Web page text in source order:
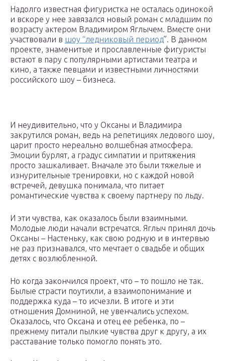
Надолго известная фигуристка не осталась одинокой
и вскоре у нее завязался новый роман с младшим по
возрасту актером Владимиром Яглычем. Вместе они
участвовали в шоу “ледниковый период”. В данном
проекте, знаменитые и прославленные фигуристы
встают в пару с популярными артистами театра и
кино, а также певцами и известными личностями
российского шоу – бизнеса.
И неудивительно, что у Оксаны и Владимира
закрутился роман, ведь на репетициях ледового шоу,
царит просто нереально волшебная атмосфера.
Эмоции бурлят, а градус симпатии и притяжения
просто зашкаливает. Вначале это были тяжелые и
изнурительные тренировки, но с каждой новой
встречей, девушка понимала, что питает
романтические чувства к своему партнеру по льду.
И эти чувства, как оказалось были взаимными.
Молодые люди начали встречатся. Яглыч принял дочь
Оксаны – Настеньку, как свою родную и в интервью
не раз признавался, что мечтает о свадьбе и общих
детях с возлюбленной.
Но когда закончился проект, что – то пошло не так.
Былые страсти поутихли, а взаимопонимание и
поддержка куда – то исчезли. В итоге и эти
отношения Домниной, не увенчались успехом.
Оказалось, что Оксана и отец ее ребенка, по –
прежнему питали пылкие чувства друг к другу, а их
расставание только помогло понять это.